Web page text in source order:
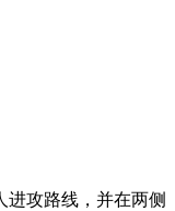
进攻路线，并在两侧